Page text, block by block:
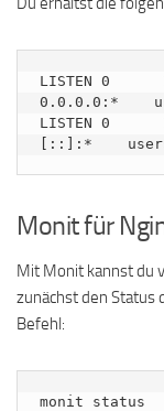
LISTEN 0
0.0.0.0:*
LISTEN 0
Monit für
Mit Monit kannst du
zunächst den
Befehl:
monit status